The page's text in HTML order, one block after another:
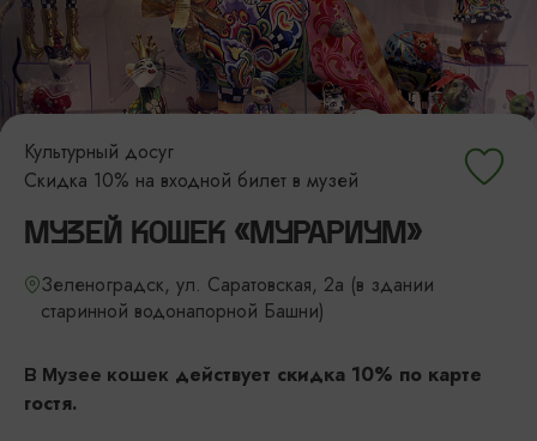
Культурный досуг
Скидка 10% на входной билет в музей
МУЗЕЙ КОШЕК «МУРАРИУМ»
Зеленоградск, ул. Саратовская, 2а (в здании
старинной водонапорной Башни)
В Музее кошек действует скидка 10% по карте
гостя.